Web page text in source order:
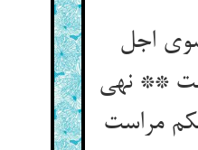
اجل
** نهی